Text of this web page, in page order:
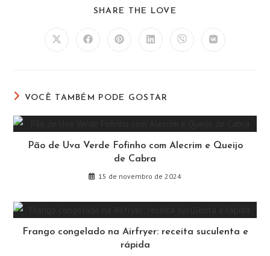
SHARE THE LOVE
Abre Abre Abre Abre Abre Abre
VOCÊ TAMBÉM PODE GOSTAR
Pão de Uva Verde Fofinho com Alecrim e Queijo
de Cabra
15 de novembro de 2024
Frango congelado na Airfryer: receita suculenta e
rápida